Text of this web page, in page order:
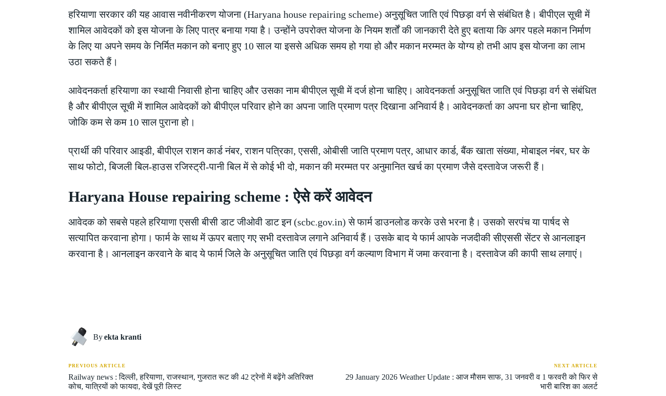
हरियाणा सरकार की यह आवास नवीनीकरण योजना (Haryana house repairing scheme) अनुसूचित जाति एवं पिछड़ा वर्ग से संबंधित है। बीपीएल सूची में
शामिल आवेदकों को इस योजना के लिए पात्र बनाया गया है। उन्होंने उपरोक्त योजना के नियम शर्तों की जानकारी देते हुए बताया कि अगर पहले मकान निर्माण
के लिए या अपने समय के निर्मित मकान को बनाए हुए 10 साल या इससे अधिक समय हो गया हो और मकान मरम्मत के योग्य हो तभी आप इस योजना का लाभ
उठा सकते हैं।
आवेदनकर्ता हरियाणा का स्थायी निवासी होना चाहिए और उसका नाम बीपीएल सूची में दर्ज होना चाहिए। आवेदनकर्ता अनुसूचित जाति एवं पिछड़ा वर्ग से संबंधित
है और बीपीएल सूची में शामिल आवेदकों को बीपीएल परिवार होने का अपना जाति प्रमाण पत्र दिखाना अनिवार्य है। आवेदनकर्ता का अपना घर होना चाहिए,
जोकि कम से कम 10 साल पुराना हो।
प्रार्थी की परिवार आइडी, बीपीएल राशन कार्ड नंबर, राशन पत्रिका, एससी, ओबीसी जाति प्रमाण पत्र, आधार कार्ड, बैंक खाता संख्या, मोबाइल नंबर, घर के
साथ फोटो, बिजली बिल-हाउस रजिस्ट्री-पानी बिल में से कोई भी दो, मकान की मरम्मत पर अनुमानित खर्च का प्रमाण जैसे दस्तावेज जरूरी हैं।
Haryana House repairing scheme : ऐसे करें आवेदन
आवेदक को सबसे पहले हरियाणा एससी बीसी डाट जीओवी डाट इन (scbc.gov.in) से फार्म डाउनलोड करके उसे भरना है। उसको सरपंच या पार्षद से
सत्यापित करवाना होगा। फार्म के साथ में ऊपर बताए गए सभी दस्तावेज लगाने अनिवार्य हैं। उसके बाद ये फार्म आपके नजदीकी सीएससी सेंटर से आनलाइन
करवाना है। आनलाइन करवाने के बाद ये फार्म जिले के अनुसूचित जाति एवं पिछड़ा वर्ग कल्याण विभाग में जमा करवाना है। दस्तावेज की कापी साथ लगाएं।
Byekta kranti
PREVIOUS ARTICLE
Railway news : दिल्ली, हरियाणा, राजस्थान, गुजरात रूट की 42 ट्रेनों में बढ़ेंगे अतिरिक्त
कोच, यात्रियों को फायदा, देखें पूरी लिस्ट
NEXT ARTICLE
29 January 2026 Weather Update : आज मौसम साफ, 31 जनवरी व 1 फरवरी को फिर से
भारी बारिश का अलर्ट